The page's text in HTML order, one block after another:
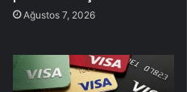
Ağustos 7, 2026